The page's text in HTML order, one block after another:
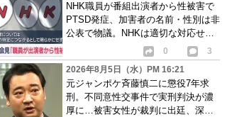
NHK職員が番組出演者から性被害で
PTSD発症、加害者の名前・性別は非
公表で物議。NHKは適切な対応せず
0
3
2026年8月5日（水）PM 16:21
元ジャンポケ斉藤慎二に懲役7年求
刑。不同意性交事件で実刑判決が濃
厚に…被害女性が裁判に出廷、深刻